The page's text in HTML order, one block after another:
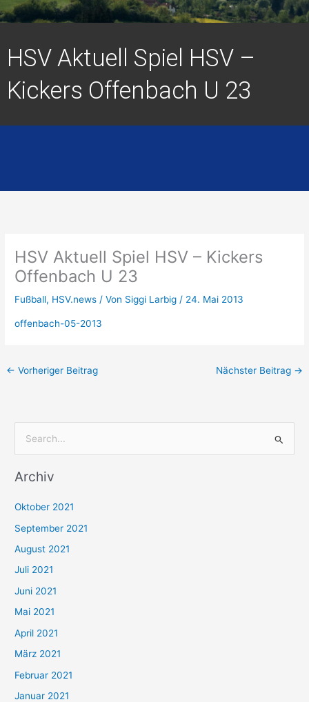
HSV Aktuell Spiel HSV –
Kickers Offenbach U 23
HSV Aktuell Spiel HSV – Kickers
Offenbach U 23
Fußball, HSV.news / Von Siggi Larbig/ 24. Mai 2013
offenbach-05-2013
← Vorheriger Beitrag Nächster Beitrag →
c
n
n
a
c
h
:
Archiv
Oktober 2021
September 2021
August 2021
Juli 2021
Juni 2021
Mai 2021
April 2021
März 2021
Februar 2021
Januar 2021